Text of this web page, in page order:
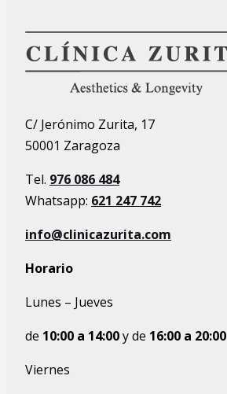
C/ Jerónimo Zurita, 17
50001 Zaragoza
Tel. 976 086 484
Whatsapp: 621 247 742
info@clinicazurita.com
Horario
Lunes – Jueves
de 10:00 a 14:00y de 16:00 a 20:00
Viernes